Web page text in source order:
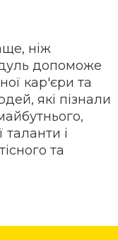
ніж
допоможе
кар'єри та
які пізнали
і
та